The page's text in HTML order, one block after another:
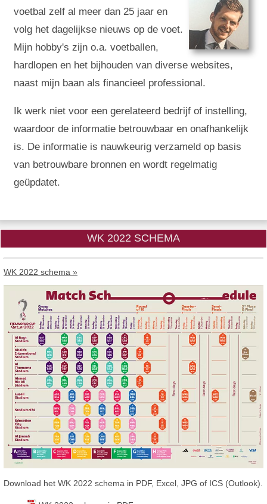
voetbal zelf al meer dan 25 jaar en
volg het dagelijkse nieuws op de voet.
Mijn hobby's zijn o.a. voetballen,
hardlopen en het bijhouden van diverse websites,
naast mijn baan als financieel professional.
Ik werk niet voor een gerelateerd bedrijf of instelling,
waardoor de informatie betrouwbaar en onafhankelijk
is. De informatie is nauwkeurig verzameld op basis
van betrouwbare bronnen en wordt regelmatig
geüpdatet.
WK 2022 SCHEMA
WK 2022 schema »
Download het WK 2022 schema in PDF, Excel, JPG of ICS (Outlook).